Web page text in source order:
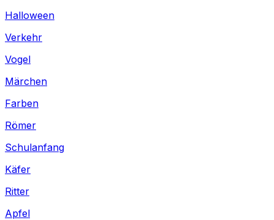
Halloween
Verkehr
Vogel
Märchen
Farben
Römer
Schulanfang
Käfer
Ritter
Apfel